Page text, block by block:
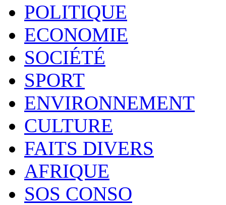
POLITIQUE
ECONOMIE
SOCIÉTÉ
SPORT
ENVIRONNEMENT
CULTURE
FAITS DIVERS
AFRIQUE
SOS CONSO